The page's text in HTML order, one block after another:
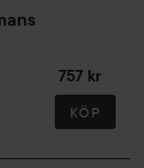
757 kr
KÖP